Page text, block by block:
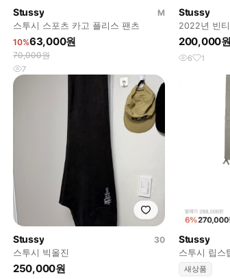
Stussy
M
스투시 스포츠 카고 플리스 팬츠
10%63,000원
70,000원
7
Stussy
2022년 빈
츠
200,000원
6 1
Stussy
30
스투시 빅올진
250,000원
Stussy
스투시 립스
리브 36
새상품